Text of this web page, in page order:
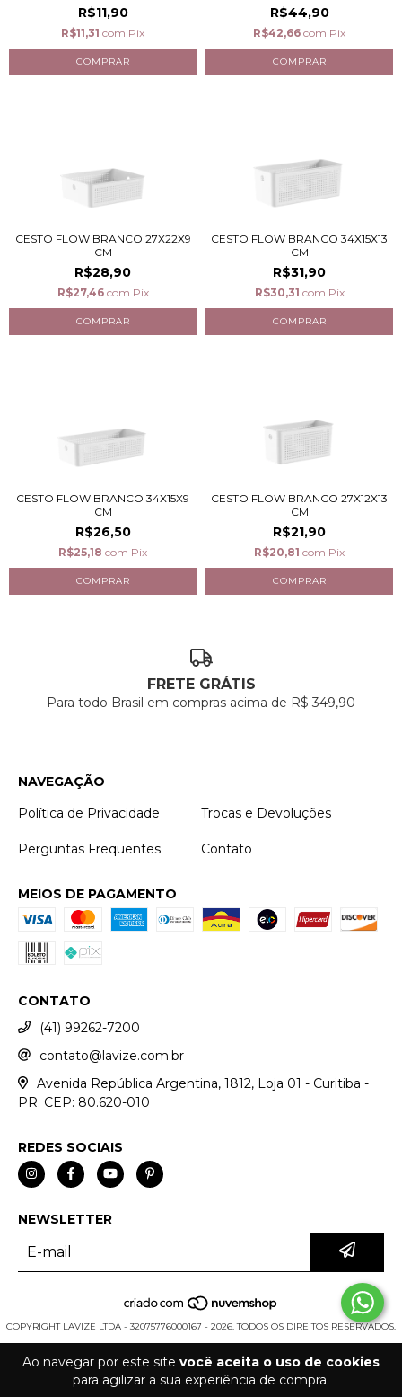
Ao navegar por este site você aceita o uso de cookies
para agilizar a sua experiência de compra.
R$11,90
R$11,31 com Pix
R$44,90
R$42,66 com Pix
CESTO FLOW BRANCO 27X22X9
CM
R$28,90
R$27,46 com Pix
CESTO FLOW BRANCO 34X15X13
CM
R$31,90
R$30,31 com Pix
CESTO FLOW BRANCO 34X15X9
CM
R$26,50
R$25,18 com Pix
CESTO FLOW BRANCO 27X12X13
CM
R$21,90
R$20,81 com Pix
FRETE GRÁTIS
Para todo Brasil em compras acima de R$ 349,90
NAVEGAÇÃO
Política de Privacidade
Trocas e Devoluções
Perguntas Frequentes Contato
MEIOS DE PAGAMENTO
CONTATO
(41) 99262-7200
contato@lavize.com.br
Avenida República Argentina, 1812, Loja 01 - Curitiba -
PR. CEP: 80.620-010
REDES SOCIAIS
NEWSLETTER
COPYRIGHT LAVIZE LTDA - 32075776000167 - 2026. TODOS OS DIREITOS RESERVADOS.